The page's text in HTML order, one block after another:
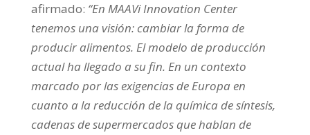
afirmado: “En MAAVi Innovation Center
tenemos una visión: cambiar la forma de
producir alimentos. El modelo de producción
actual ha llegado a su fin. En un contexto
marcado por las exigencias de Europa en
cuanto a la reducción de la química de síntesis,
cadenas de supermercados que hablan de